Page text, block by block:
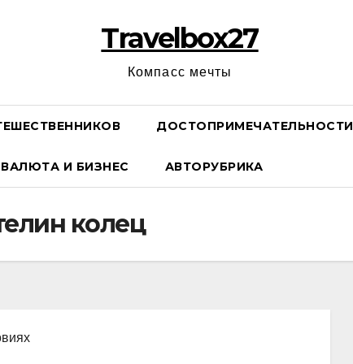
Travelbox27
Компасс мечты
ДОСТОПРИМЕЧАТЕЛЬНОСТИ
И БИЗНЕС АВТОРУБРИКА
колец